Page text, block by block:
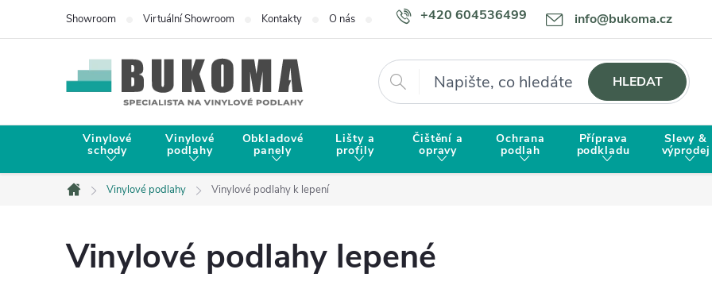
+420 604536499 info@bukoma.cz
Showroom Virtuální Showroom Kontakty O nás Doprava a platba Proč zvolit BUKOMU?
Hledat HLEDAT
Vinylové
schody
Vinylové
podlahy
Obkladové
panely
Lišty a
profily
Čištění a
opravy
Ochrana
podlah
Příprava
podkladu
Slevy &
výprodej
Domů
Vinylové podlahy Vinylové podlahy k lepení
Vinylové podlahy lepené